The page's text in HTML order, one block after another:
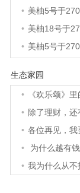
• 美柚5号于
• 美柚18号于
• 美柚5号于
•
美柚38号于
美柚20号于
美柚38号于
美柚10号于
美柚8号于
美柚5号于
生态家园
•
《欢乐颂》
• 除了理财，
• 各位再见，我
•
为什么越有
• 我为什么从不